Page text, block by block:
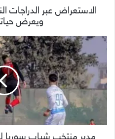
الاستعراض عبر الدراجات
ويعرض
مدير منتخب شباب سوريا